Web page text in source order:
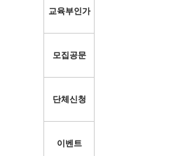
교육부인가
모집공문
단체신청
이벤트